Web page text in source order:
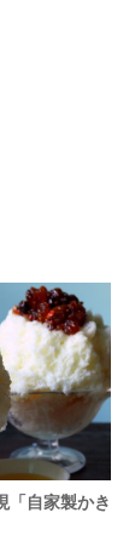
「自家製かき